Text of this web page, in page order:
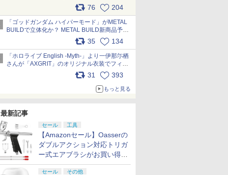
ンナーアームガトリングの変形機構まで再現し
最新フォーマットでキット化！
pic.x.com/nszPIDTpbg
76 204
「ゴッドガンダム ハイパーモード」がMETAL
BUILDで立体化か？ METAL BUILD新商品予告
が公開 pic.x.com/HIcLLIM3ar35 134
「ホロライブ English -Myth-」より一伊那尓栖
さんが「AXGRIT」のオリジナル衣装でフィギ
ュア化 pic.x.com/YMGhdIAzNa
31 393
もっと見る
最新記事
セール 工具
【Amazonセール】Oasserの
ダブルアクション対応トリガ
ー式エアブラシがお買い得価
格で登場！
セール その他